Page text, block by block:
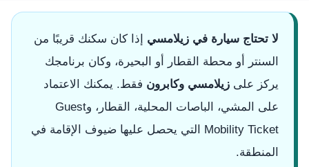
لا تحتاج سيارة في زيلامسي إذا كان سكنك قريبًا من
السنتر أو محطة القطار أو البحيرة، وكان برنامجك
يركز على زيلامسي وكابرون فقط. يمكنك الاعتماد
على المشي، الباصات المحلية، القطار، وGuest
Mobility Ticket التي يحصل عليها ضيوف الإقامة في
المنطقة.